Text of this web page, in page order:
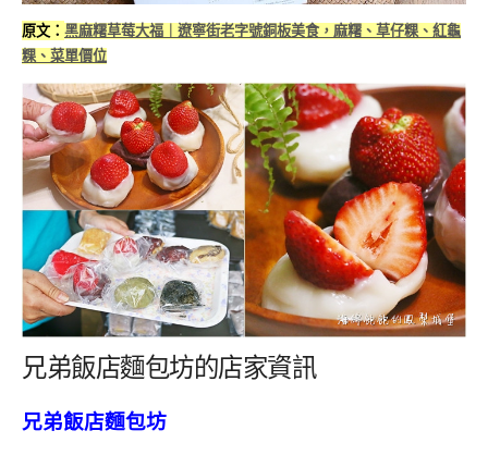
原文： 黑麻糬草莓大福｜遼寧街老字號銅板美食，麻糬、草仔粿、紅龜
粿、菜單價位
兄弟飯店麵包坊的店家資訊
兄弟飯店麵包坊